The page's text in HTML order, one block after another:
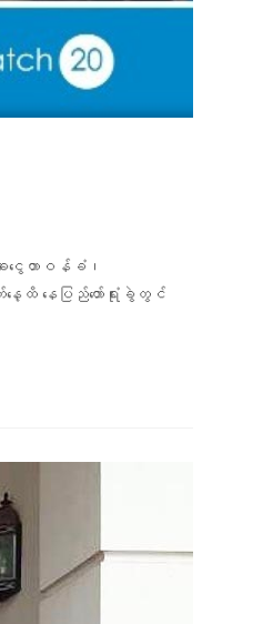
ငွေတာဝန်ခံ၊
နေပြည်တော်ရုံးခွဲတွင်